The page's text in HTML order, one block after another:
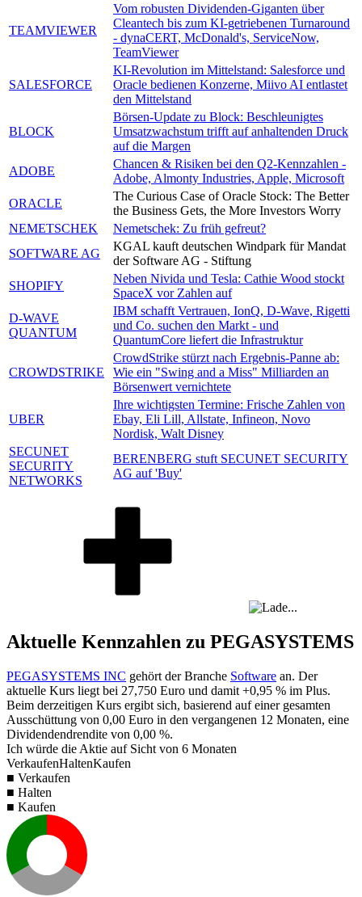
TEAMVIEWER
Vom robusten Dividenden-Giganten über
Cleantech bis zum KI-getriebenen Turnaround
- dynaCERT, McDonald's, ServiceNow,
TeamViewer
SALESFORCE
KI-Revolution im Mittelstand: Salesforce und
Oracle bedienen Konzerne, Miivo AI entlastet
den Mittelstand
BLOCK
Börsen-Update zu Block: Beschleunigtes
Umsatzwachstum trifft auf anhaltenden Druck
auf die Margen
ADOBE
Chancen & Risiken bei den Q2-Kennzahlen -
Adobe, Almonty Industries, Apple, Microsoft
ORACLE
The Curious Case of Oracle Stock: The Better
the Business Gets, the More Investors Worry
NEMETSCHEK
Nemetschek: Zu früh gefreut?
SOFTWARE AG
KGAL kauft deutschen Windpark für Mandat
der Software AG - Stiftung
SHOPIFY
Neben Nivida und Tesla: Cathie Wood stockt
SpaceX vor Zahlen auf
D-WAVE
QUANTUM
IBM schafft Vertrauen, IonQ, D-Wave, Rigetti
und Co. suchen den Markt - und
QuantumCore liefert die Infrastruktur
CROWDSTRIKE
CrowdStrike stürzt nach Ergebnis-Panne ab:
Wie ein "Swing and a Miss" Milliarden an
Börsenwert vernichtete
UBER
Ihre wichtigsten Termine: Frische Zahlen von
Ebay, Eli Lill, Allstate, Infineon, Novo
Nordisk, Walt Disney
SECUNET
SECURITY
NETWORKS
BERENBERG stuft SECUNET SECURITY
AG auf 'Buy'
Aktuelle Kennzahlen zu PEGASYSTEMS
PEGASYSTEMS INC gehört der Branche Software an. Der
aktuelle Kurs liegt bei 27,750 Euro und damit +0,95 % im Plus.
Beim derzeitigen Kurs ergibt sich, basierend auf einer gesamten
Ausschüttung von 0,00 Euro in den vergangenen 12 Monaten, eine
Dividendendrendite von 0,00 %.
Ich würde die Aktie auf Sicht von 6 Monaten
VerkaufenHaltenKaufen
■ Verkaufen
■ Halten
■ Kaufen